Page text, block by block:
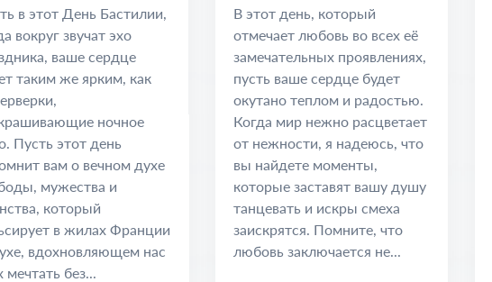
и Надежда
в этот День Бастилии,
вокруг звучат эхо
ваше сердце
таким же ярким, как
ночное
Пусть этот день
вам о вечном духе
мужества и
который
в жилах Франции
вдохновляющем нас
мечтать без...
дорогие связи
В этот день, который
отмечает любовь во всех её
замечательных проявлениях,
пусть ваше сердце будет
окутано теплом и радостью.
Когда мир нежно расцветает
от нежности, я надеюсь, что
вы найдете моменты,
которые заставят вашу душу
танцевать и искры смеха
заискрятся. Помните, что
любовь заключается не...